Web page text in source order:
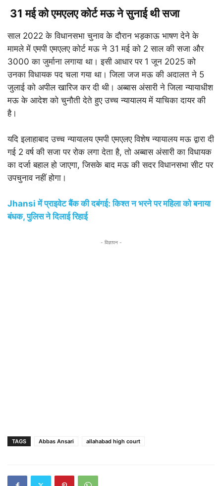
31 मई को एमएलए कोर्ट मऊ ने सुनाई थी सजा
साल 2022 के विधानसभा चुनाव के दौरान भड़काऊ भाषण देने के
मामले में एमपी एमएलए कोर्ट मऊ ने 31 मई को 2 साल की सजा और
3000 का जुर्माना लगाया था। इसी आधार पर 1 जून 2025 को
उनका विधायक पद चला गया था। जिला जज मऊ की अदालत ने 5
जुलाई को अपील खारिज कर दी थी। अब्बास अंसारी ने जिला न्यायाधीश
मऊ के आदेश को चुनौती देते हुए उच्च न्यायालय में याचिका दायर की
है।
यदि इलाहाबाद उच्च न्यायालय एमपी एमएलए विशेष न्यायालय मऊ द्वारा दी
गई 2 वर्ष की सजा पर रोक लगा देता है, तो अब्बास अंसारी का विधायक
का दर्जा बहाल हो जाएगा, जिसके बाद मऊ की सदर विधानसभा सीट पर
उपचुनाव नहीं होगा।
Jhansi में प्राइवेट बैंक की दबंगई: किश्त न भरने पर महिला को बनाया
बंधक, पुलिस ने दिलाई रिहाई
- विज्ञापन -
TAGS Abbas Ansari allahabad high court